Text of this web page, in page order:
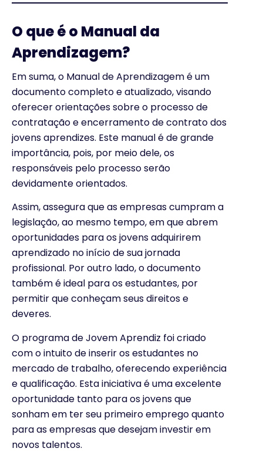
O que é o Manual da
Aprendizagem?
Em suma, o Manual de Aprendizagem é um
documento completo e atualizado, visando
oferecer orientações sobre o processo de
contratação e encerramento de contrato dos
jovens aprendizes. Este manual é de grande
importância, pois, por meio dele, os
responsáveis pelo processo serão
devidamente orientados.
Assim, assegura que as empresas cumpram a
legislação, ao mesmo tempo, em que abrem
oportunidades para os jovens adquirirem
aprendizado no início de sua jornada
profissional. Por outro lado, o documento
também é ideal para os estudantes, por
permitir que conheçam seus direitos e
deveres.
O programa de Jovem Aprendiz foi criado
com o intuito de inserir os estudantes no
mercado de trabalho, oferecendo experiência
e qualificação. Esta iniciativa é uma excelente
oportunidade tanto para os jovens que
sonham em ter seu primeiro emprego quanto
para as empresas que desejam investir em
novos talentos.